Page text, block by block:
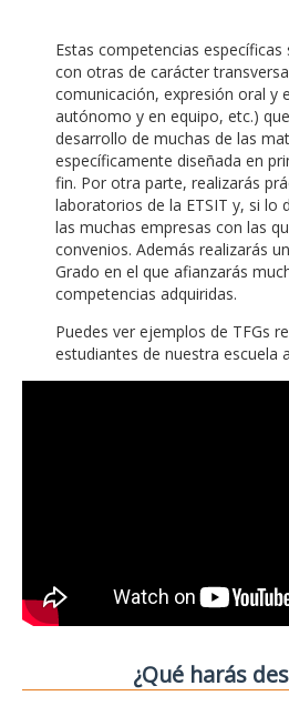
Estas competencias
con otras de carácter
comunicación, expresión oral y
autónomo y en equipo, etc.)
desarrollo de muchas de las
específicamente diseñada en
fin. Por otra parte, realizarás
laboratorios de la ETSIT y, si lo
las muchas empresas con las
convenios. Además realizarás
Grado en el que afianzarás
competencias adquiridas.
Puedes ver ejemplos de TFGs
estudiantes de nuestra escuela
¿Qué harás